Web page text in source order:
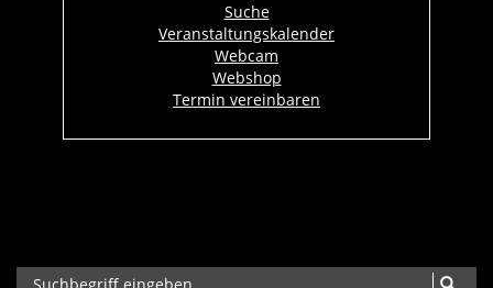
Suche
Veranstaltungskalender
Webcam
Webshop
Termin vereinbaren